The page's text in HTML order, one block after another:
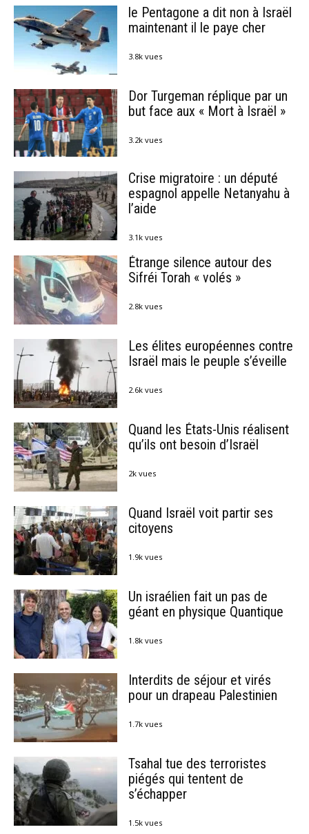
le Pentagone a dit non à Israël
maintenant il le paye cher
3.8k vues
Dor Turgeman réplique par un
but face aux « Mort à Israël »
3.2k vues
Crise migratoire : un député
espagnol appelle Netanyahu à
l’aide
3.1k vues
Étrange silence autour des
Sifréi Torah « volés »
2.8k vues
Les élites européennes contre
Israël mais le peuple s’éveille
2.6k vues
Quand les États-Unis réalisent
qu’ils ont besoin d’Israël
2k vues
Quand Israël voit partir ses
citoyens
1.9k vues
Un israélien fait un pas de
géant en physique Quantique
1.8k vues
Interdits de séjour et virés
pour un drapeau Palestinien
1.7k vues
Tsahal tue des terroristes
piégés qui tentent de
s’échapper
1.5k vues